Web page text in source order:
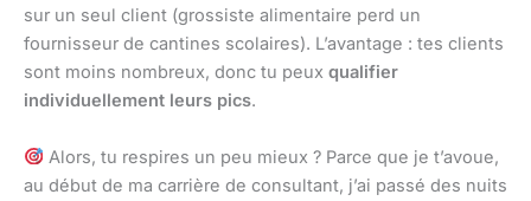
sur un seul client (grossiste alimentaire perd un
fournisseur de cantines scolaires). L’avantage : tes clients
sont moins nombreux, donc tu peux qualifier
individuellement leurs pics.
Alors, tu respires un peu mieux ? Parce que je t’avoue,
au début de ma carrière de consultant, j’ai passé des nuits